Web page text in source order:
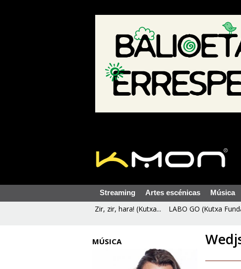
Streaming Artes escénicas Música
Zir, zir, hara! (Kutxa... LABO GO (Kutxa
MÚSICA